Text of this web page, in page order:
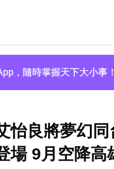
，隨時掌握天下大小事！
怡良將夢幻同
場 9月空降高